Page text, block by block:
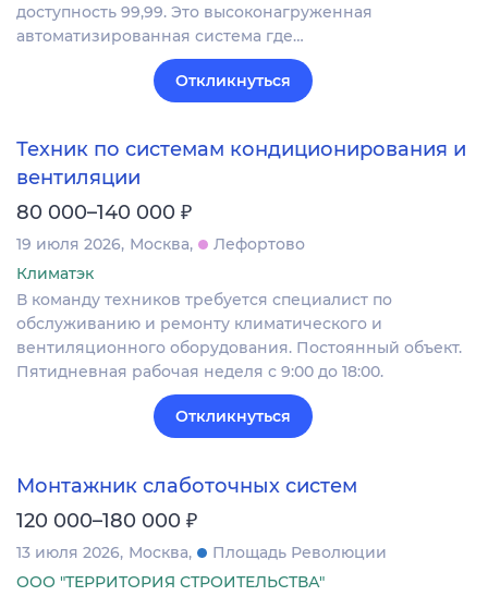
доступность 99,99. Это высоконагруженная
автоматизированная система где…
Откликнуться
Техник по системам кондиционирования и
вентиляции
80 000–140 000 ₽
19 июля 2026 Москва
Лефортово
Климатэк
В команду техников требуется специалист по
обслуживанию и ремонту климатического и
вентиляционного оборудования. Постоянный объект.
Пятидневная рабочая неделя с 9:00 до 18:00.
Откликнуться
Монтажник слаботочных систем
120 000–180 000 ₽
13 июля 2026 Москва
Площадь Революции
ООО "ТЕРРИТОРИЯ СТРОИТЕЛЬСТВА"